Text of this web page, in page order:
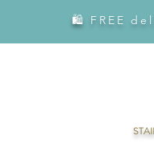
🛍 FREE